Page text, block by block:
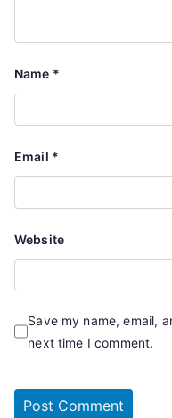
Name *
Email *
Website
Save my name, email,
next time I comment.